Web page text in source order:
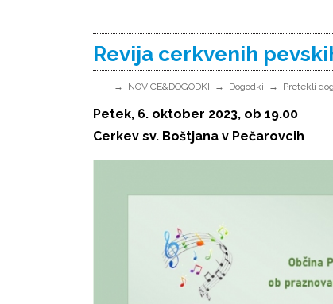
Revija cerkvenih
NOVICE&DOGODKI Dogodki Pretekli
Petek, 6. oktober 2023, ob 19.00
Cerkev sv. Boštjana v Pečarovcih